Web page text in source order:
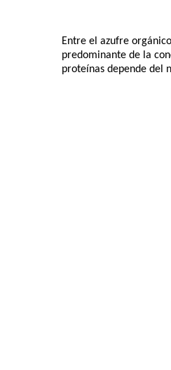
Entre el azufre
predominante de la
proteínas depende del